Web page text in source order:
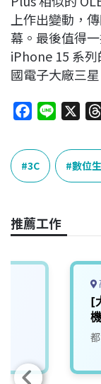
上作出變動，
幕。最後值得
iPhone 15 系
國電子大廠三
c
e
b
o
k
e
3C 數位
推薦工作
[